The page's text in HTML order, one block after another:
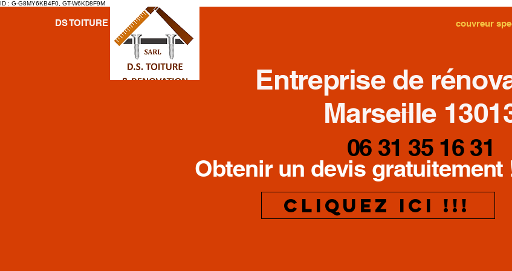
ID : G-G8MY6KB4F0, GT-W6KD8F9M
DS TOITURE couvreur
Entreprise de
Marseille
06 31 35 16 31
Obtenir un devis gratuitement
cliquez ici !!!